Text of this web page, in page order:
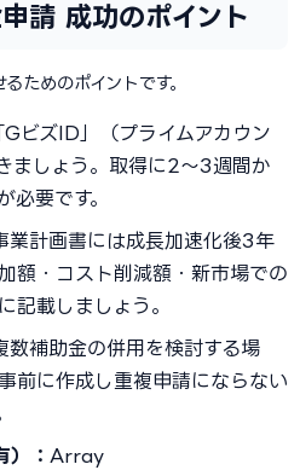
請 成功のポイント
ためのポイントです。
GビズID」（プライムアカウン
ましょう。取得に2〜3週間か
必要です。
業計画書には成長加速化後3年
額・コスト削減額・新市場での
記載しましょう。
数補助金の併用を検討する場
前に作成し重複申請にならない
）： Array